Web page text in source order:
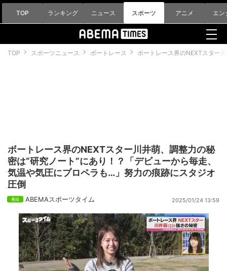
TOP ランキング ニュース スポーツ アニメ エン
TOP スポーツニュース ボートレース ボートレース界のNEXTスター
ボートレース界のNEXTスター川井萌、調整力の秘
密は“研究ノート”にあり！？「デビューから毎走、
気温や気圧にプロペラも…」努力の痕跡にスタジオ
圧倒
ABEMAスポーツタイム 2025/01/24 13:59